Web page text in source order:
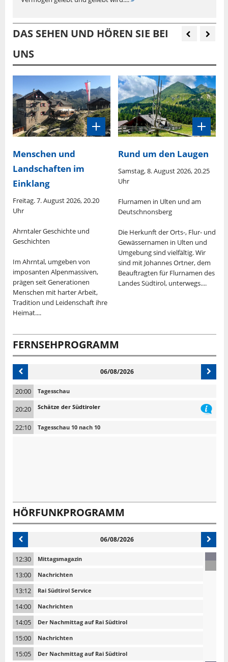
DAS SEHEN UND HÖREN SIE BEI
UNS
Menschen und
Landschaften im
Einklang
Freitag. 7. August 2026, 20.20
Uhr
Ahrntaler Geschichte und
Geschichten
Im Ahrntal, umgeben von
imposanten Alpenmassiven,
prägen seit Generationen
Menschen mit harter Arbeit,
Tradition und Leidenschaft ihre
Heimat....
Rund um den Laugen
Samstag, 8. August 2026, 20.25
Uhr
Flurnamen in Ulten und am
Deutschnonsberg
Die Herkunft der Orts-, Flur- und
Gewässernamen in Ulten und
Umgebung sind vielfältig. Wir
sind mit Johannes Ortner, dem
Beauftragten für Flurnamen des
Landes Südtirol, unterwegs....
FERNSEHPROGRAMM
06/08/2026
20:00 Tagesschau
20:20 Schätze der Südtiroler
22:10 Tagesschau 10 nach 10
HÖRFUNKPROGRAMM
06/08/2026
12:30 Mittagsmagazin
13:00 Nachrichten
13:12 Rai Südtirol Service
14:00 Nachrichten
14:05 Der Nachmittag auf Rai Südtirol
15:00 Nachrichten
15:05 Der Nachmittag auf Rai Südtirol